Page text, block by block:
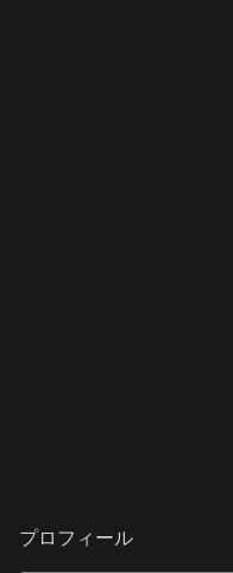
プロフィール